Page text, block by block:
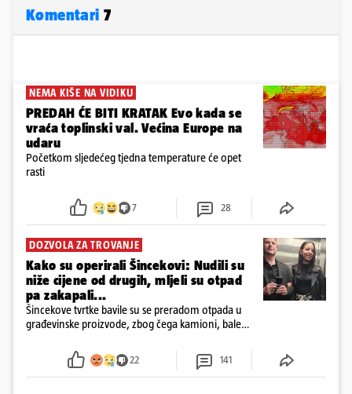
Komentari 7
NEMA KIŠE NA VIDIKU
PREDAH ĆE BITI KRATAK Evo kada se
vraća toplinski val. Većina Europe na
udaru
Početkom sljedećeg tjedna temperature će opet
rasti
7 28
DOZVOLA ZA TROVANJE
Kako su operirali Šincekovi: Nudili su
niže cijene od drugih, mljeli su otpad
pa zakapali...
Šincekove tvrtke bavile su se preradom otpada u
građevinske proizvode, zbog čega kamioni, bale
22 141